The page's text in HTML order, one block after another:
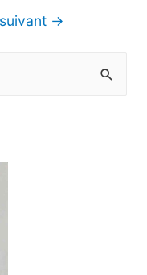
suivant →